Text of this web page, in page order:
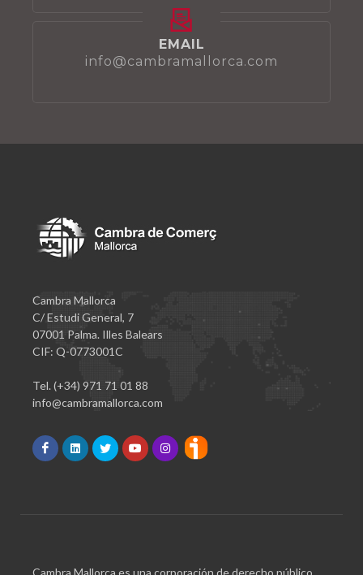
EMAIL
info@cambramallorca.com
Cambra Mallorca
C/ Estudi General, 7
07001 Palma. Illes Balears
CIF: Q-0773001C
Tel. (+34) 971 71 01 88
info@cambramallorca.com
Cambra Mallorca es una corporación de derecho público,